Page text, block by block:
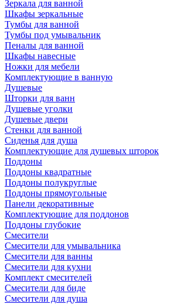
Зеркала для ванной
Шкафы зеркальные
Тумбы для ванной
Тумбы под умывальник
Пеналы для ванной
Шкафы навесные
Ножки для мебели
Комплектующие в ванную
Душевые
Шторки для ванн
Душевые уголки
Душевые двери
Стенки для ванной
Сиденья для душа
Комплектующие для душевых шторок
Поддоны
Поддоны квадратные
Поддоны полукруглые
Поддоны прямоугольные
Панели декоративные
Комплектующие для поддонов
Поддоны глубокие
Смесители
Смесители для умывальника
Смесители для ванны
Смесители для кухни
Комплект смесителей
Смесители для биде
Смесители для душа